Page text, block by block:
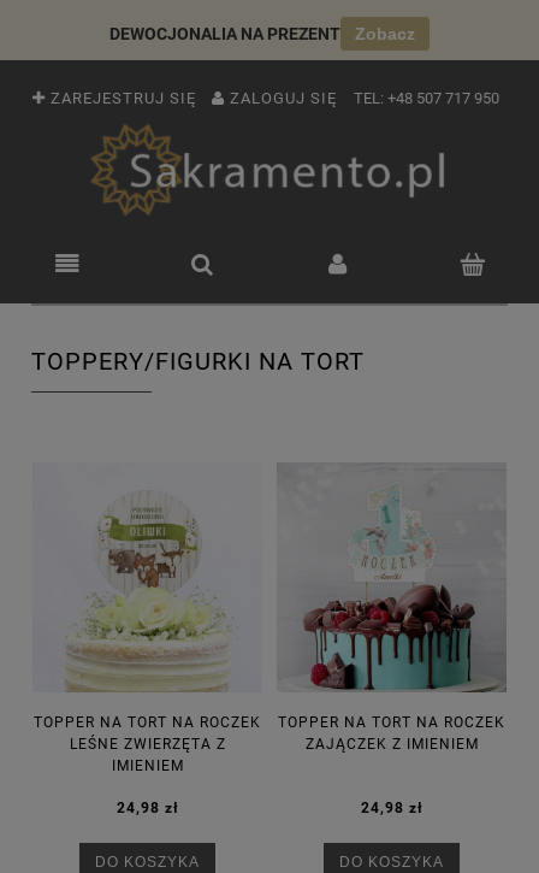
DEWOCJONALIA NA PREZENT Zobacz
ZAREJESTRUJ SIĘ ZALOGUJ SIĘ TEL: +48 507 717 950
TOPPERY/FIGURKI NA TORT
TOPPER NA TORT NA ROCZEK
LEŚNE ZWIERZĘTA Z
IMIENIEM
24,98 zł
DO KOSZYKA
TOPPER NA TORT NA ROCZEK
ZAJĄCZEK Z IMIENIEM
24,98 zł
DO KOSZYKA